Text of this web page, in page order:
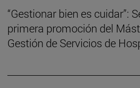
“Gestionar bien es cuidar”:
primera promoción del
Gestión de Servicios de